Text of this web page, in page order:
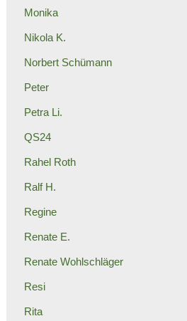
Monika
Nikola K.
Norbert Schümann
Peter
Petra Li.
QS24
Rahel Roth
Ralf H.
Regine
Renate E.
Renate Wohlschläger
Resi
Rita